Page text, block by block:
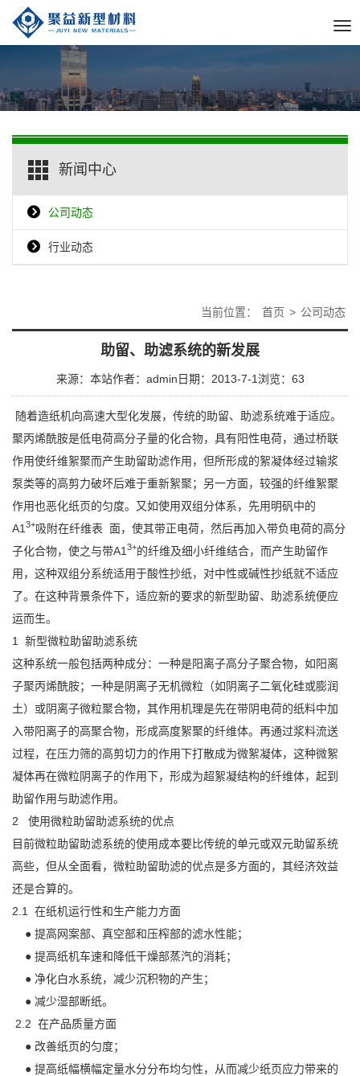
新闻中心
公司动态
行业动态
当前位置： 首页 > 公司动态
助留、助滤系统的新发展
来源：本站作者：admin 日期：2013-7-1浏览： 63
随着造纸机向高速大型化发展，传统的助留、助滤系统难于适应。
聚丙烯酰胺是低电荷高分子量的化合物，具有阳性电荷，通过桥联
作用使纤维絮聚而产生助留助滤作用，但所形成的絮凝体经过输浆
泵类等的高剪力破坏后难于重新絮聚；另一方面，较强的纤维絮聚
作用也恶化纸页的匀度。又如使用双组分体系，先用明矾中的
A1 3+吸附在纤维表 面，使其带正电荷，然后再加入带负电荷的高分
子化合物，使之与带A1 3+的纤维及细小纤维结合，而产生助留作
用，这种双组分系统适用于酸性抄纸，对中性或碱性抄纸就不适应
了。在这种背景条件下，适应新的要求的新型助留、助滤系统便应
运而生。
1 新型微粒助留助滤系统
这种系统一般包括两种成分：一种是阳离子高分子聚合物，如阳离
子聚丙烯酰胺；一种是阴离子无机微粒（如阴离子二氧化硅或膨润
土）或阴离子微粒聚合物，其作用机理是先在带阴电荷的纸料中加
入带阳离子的高聚合物，形成高度絮聚的纤维体。再通过浆料流送
过程，在压力筛的高剪切力的作用下打散成为微絮凝体，这种微絮
凝体再在微粒阴离子的作用下，形成为超絮凝结构的纤维体，起到
助留作用与助滤作用。
2 使用微粒助留助滤系统的优点
目前微粒助留助滤系统的使用成本要比传统的单元或双元助留系统
高些，但从全面看，微粒助留助滤的优点是多方面的，其经济效益
还是合算的。
2.1 在纸机运行性和生产能力方面
● 提高网案部、真空部和压榨部的滤水性能；
● 提高纸机车速和降低干燥部蒸汽的消耗；
● 净化白水系统，减少沉积物的产生；
● 减少湿部断纸。
2.2 在产品质量方面
● 改善纸页的匀度；
● 提高纸幅横幅定量水分分布均匀性，从而减少纸页应力带来的